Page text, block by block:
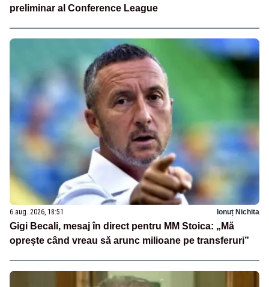
preliminar al Conference League
6 aug. 2026, 18:51 Ionuț Nichita
Gigi Becali, mesaj în direct pentru MM Stoica: „Mă
oprește când vreau să arunc milioane pe transferuri”